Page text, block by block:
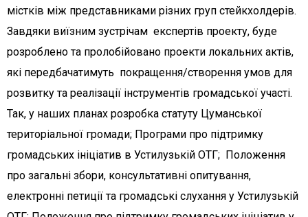
містків між представниками різних груп стейкхолдерів.
Завдяки виїзним зустрічам експертів проекту, буде
розроблено та пролобійовано проекти локальних актів,
які передбачатимуть покращення/створення умов для
розвитку та реалізації інструментів громадської участі.
Так, у наших планах розробка статуту Цуманської
територіальної громади; Програми про підтримку
громадських ініціатив в Устилузькій ОТГ; Положення
про загальні збори, консультативні опитування,
електронні петиції та громадські слухання у Устилузькій